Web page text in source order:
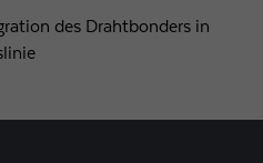
des Drahtbonders in